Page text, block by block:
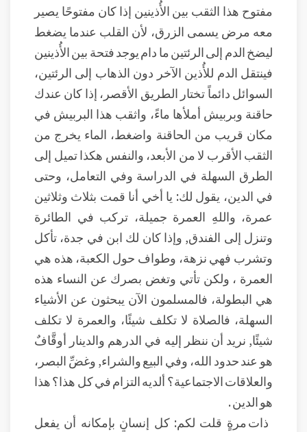
مفتوح هذا الثقب بين الأُذينين إذا كان مفتوحًا يصير
معه مرض يسمى الزرق، لأن القلب عندما يضغط
ليضخ الدم إلى الرئتين ما دام يوجد فتحة بين الأُذينين
فينتقل الدم للأُذين الآخر دون الذهاب إلى الرئتين،
السوائل دائماً تختار الطريق الأقصر، إذا كان عندك
حاقنة وبربيش أملأها ماءً، واثقب هذا البربيش في
مكان قريب من الحاقنة واضغط، الماء يخرج من
الثقب الأقرب لا من الأبعد، والنفس هكذا تميل إلى
الطرق السهلة في الدراسة وفي التعامل، وحتى
في الدين، يقول لك: يا أخي أنا قمت بثلاث وثلاثين
عمرة، واللهِ العمرة جميلة، تركب في الطائرة
وتنزل إلى الفندق, وإذا كان لك ابن في جدة، تأكل
وتشرب فهي نزهة، وطواف حول الكعبة، هذه هي
العمرة ، ولكن تأتي وتغض بصرك عن النساء هذه
هي البطولة، فالمسلمون الآن يبحثون عن الأشياء
السهلة، فالصلاة لا تكلف شيئًا، والعمرة لا تكلف
شيئًا, نريد أن ننظر إليه في الدرهم والدينار أوقَّافٌ
هو عند حدود الله، وفي البيع والشراء, وغضِّ البصر،
والعلاقات الاجتماعية؟ ألديه التزام في كل هذا؟ هذا
هو الدين .
ذات مرةٍ قلت لكم: كل إنسانٍ بإمكانه أن يفعل